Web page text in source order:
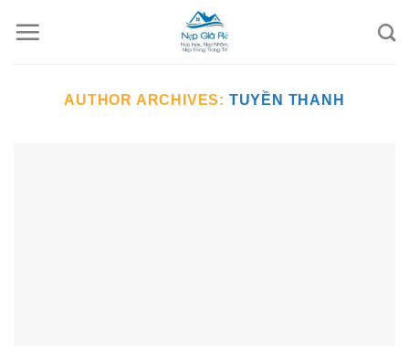
AUTHOR ARCHIVES: TUYỀN THANH